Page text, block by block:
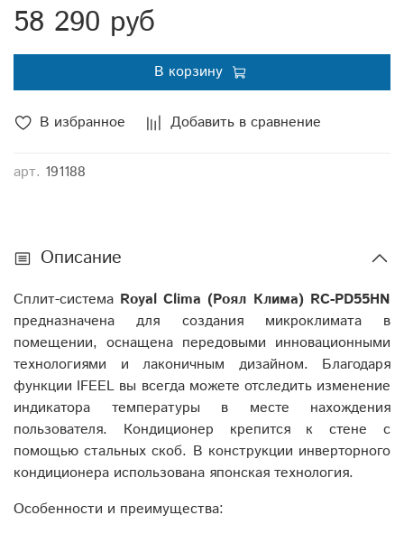
В избранное Добавить в сравнение
арт. 191188
58 290 руб
В корзину
Описание
Сплит-система Royal Clima (Роял Клима) RC-PD55HN
предназначена для создания микроклимата в
помещении, оснащена передовыми инновационными
технологиями и лаконичным дизайном. Благодаря
функции IFEEL вы всегда можете отследить изменение
индикатора температуры в месте нахождения
пользователя. Кондиционер крепится к стене с
помощью стальных скоб. В конструкции инверторного
кондиционера использована японская технология.
Особенности и преимущества: